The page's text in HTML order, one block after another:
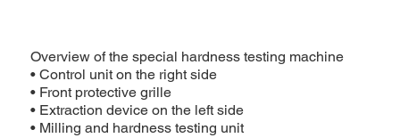
Overview of the special hardness testing machine
• Control unit on the right side
• Front protective grille
• Extraction device on the left side
• Milling and hardness testing unit